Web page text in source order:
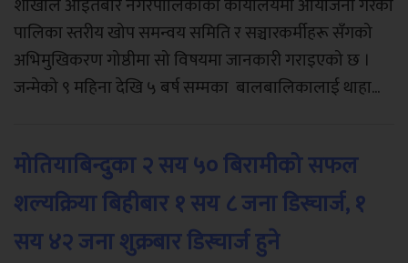
शाखाले आइतबार नगरपालिकाको कार्यालयमा आयोजना गरेको
पालिका स्तरीय खोप समन्वय समिति र सञ्चारकर्मीहरू सँगको
अभिमुखिकरण गोष्ठीमा सो विषयमा जानकारी गराइएको छ ।
जन्मेको ९ महिना देखि ५ बर्ष सम्मका बालबालिकालाई थाहा...
मोतियाबिन्दुुका २ सय ५० बिरामीको सफल
शल्यक्रिया बिहीबार १ सय ८ जना डिस्चार्ज, १
सय ४२ जना शुक्रबार डिस्चार्ज हुने